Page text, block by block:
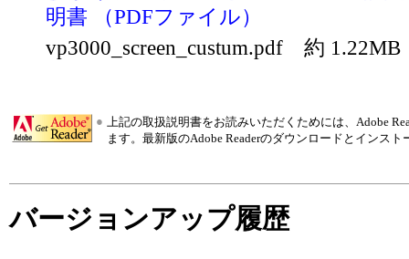
明書 （PDFファイル）
vp3000_screen_custum.pdf 約 1.22MB
●
上記の取扱説明書をお読みいただくためには、Adobe
ます。最新版のAdobe Readerのダウンロードとインスト
バージョンアップ履歴